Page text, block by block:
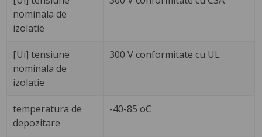
nominala de
izolatie
[Ui] tensiune
nominala de
izolatie
300 V conformitate cu UL
temperatura de
depozitare
-40-85 oC